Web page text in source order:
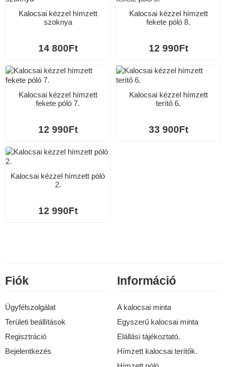
Kalocsai kézzel hímzett
szoknya
14 800Ft
Kalocsai kézzel hímzett
fekete póló 8.
12 990Ft
Kalocsai kézzel hímzett
fekete póló 7.
12 990Ft
Kalocsai kézzel hímzett
terítő 6.
33 900Ft
Kalocsai kézzel hímzett póló
2.
12 990Ft
Fiók
Ügyfélszolgálat
Területi beállítások
Regisztráció
Bejelentkezés
Információ
A kalocsai minta
Egyszerű kalocsai minta
Elállási tájékoztató.
Hímzett kalocsai terítők.